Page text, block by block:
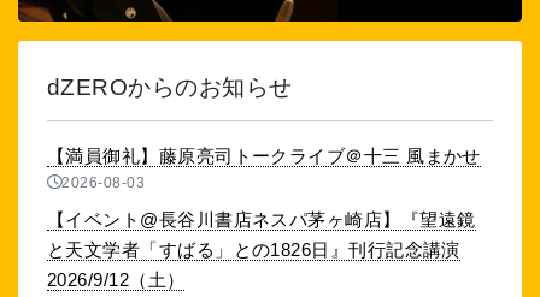
dZEROからのお知らせ
【満員御礼】藤原亮司トークライブ＠十三 風まかせ
2026-08-03
【イベント@長谷川書店ネスパ茅ヶ崎店】『望遠鏡
と天文学者「すばる」との1826日』刊行記念講演
2026/9/12（土）